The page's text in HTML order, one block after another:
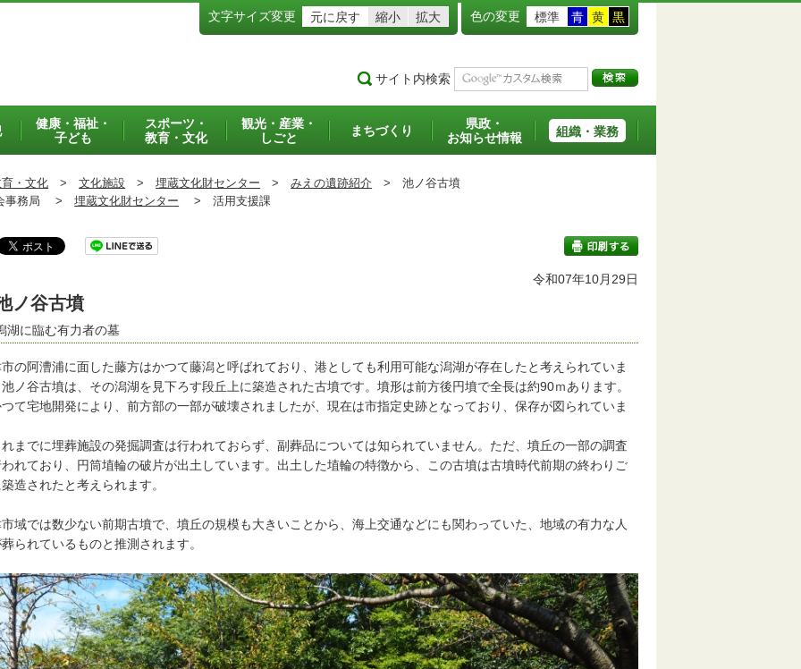
文字サイズ変更 元に戻す 縮小 拡大 色の変更 標準 青 黄 黒
サイト内検索
健康・福祉・
子ども
スポーツ・
教育・文化
観光・産業・
しごと
まちづくり
県政・
お知らせ情報
組織・業務
・文化 > 文化施設 > 埋蔵文化財センター > みえの遺跡紹介 > 池ノ谷古墳
事務局 >
埋蔵文化財センター > 活用支援課
令和07年10月29日
ノ谷古墳
湖に臨む有力者の墓
阿漕浦に面した藤方はかつて藤潟と呼ばれており、港としても利用可能な潟湖が存在したと考えられていま
ノ谷古墳は、その潟湖を見下ろす段丘上に築造された古墳です。墳形は前方後円墳で全長は約90ｍあります。
宅地開発により、前方部の一部が破壊されましたが、現在は市指定史跡となっており、保存が図られていま
でに埋葬施設の発掘調査は行われておらず、副葬品については知られていません。ただ、墳丘の一部の調査
れており、円筒埴輪の破片が出土しています。出土した埴輪の特徴から、この古墳は古墳時代前期の終わりご
造されたと考えられます。
では数少ない前期古墳で、墳丘の規模も大きいことから、海上交通などにも関わっていた、地域の有力な人
られているものと推測されます。